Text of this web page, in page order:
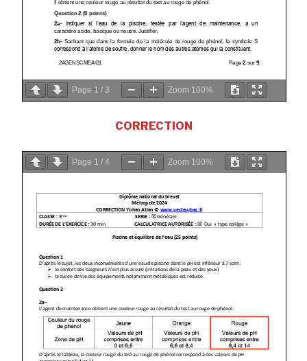
Page 1 / 3 Zoom 100%
CORRECTION
Page 1 / 4 Zoom 100%